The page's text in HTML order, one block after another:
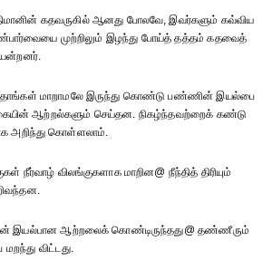
கதவருகில் ஆனது போலவே, இவர்களும் கவ்விய
முற்றிலும் இழந்து போய்த் தத்தம் கதவைத்
தாங்கள் மாறாமலே இருந்து கொண்டு பண்ணின் இயல்பை
ஆற்றல்களும் செய்தன. நிகழ்ந்தவற்றைக் கண்டு
அறிந்து கொள்ளலாம்.
நீர்வாழ் விலங்குகளாக மாறின@ நீந்தித் திரியும்
தன் இயல்பான ஆற்றலைக் கொண்டிருந்தது@ தண்ணீரும்
விட்டது.